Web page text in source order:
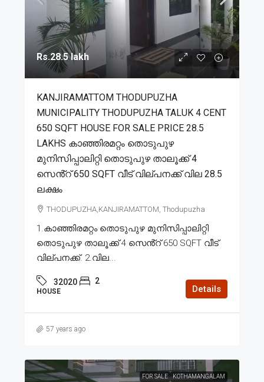
Rs.28.5 lakh
KANJIRAMATTOM THODUPUZHA
MUNICIPALITY THODUPUZHA TALUK 4 CENT
650 SQFT HOUSE FOR SALE PRICE 28.5
LAKHS കാഞ്ഞിരമറ്റം തൊടുപുഴ
മുനിസിപ്പാലിറ്റി തൊടുപുഴ താലൂക്ക് 4
സെൻ്റ് 650 SQFT വീട് വില്പനക്ക് വില 28.5
ലക്ഷം
THODUPUZHA,KANJIRAMATTOM, Thodupuzha
1.കാഞ്ഞിരമറ്റം തൊടുപുഴ മുനിസിപ്പാലിറ്റി
തൊടുപുഴ താലൂക്ക് 4 സെൻ്റ് 650 SQFT വീട്
വില്പനക്ക്. 2.വില...
32020 2
HOUSE Details
57 years ago
FOR SALE KOTHAMANGALAM